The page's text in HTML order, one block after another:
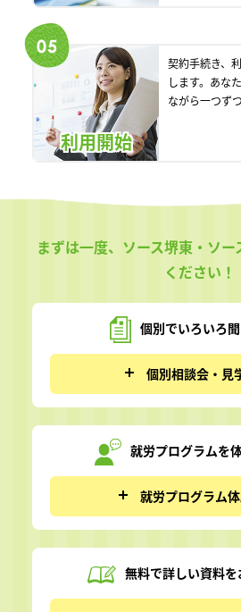
利用開始
契約手続き、
します。あな
ながら一つず
まずは一度、ソース堺東・ソ
ください！
個別でいろいろ
個別相談会・見
就労プログラムを
就労プログラム
無料で詳しい資料を